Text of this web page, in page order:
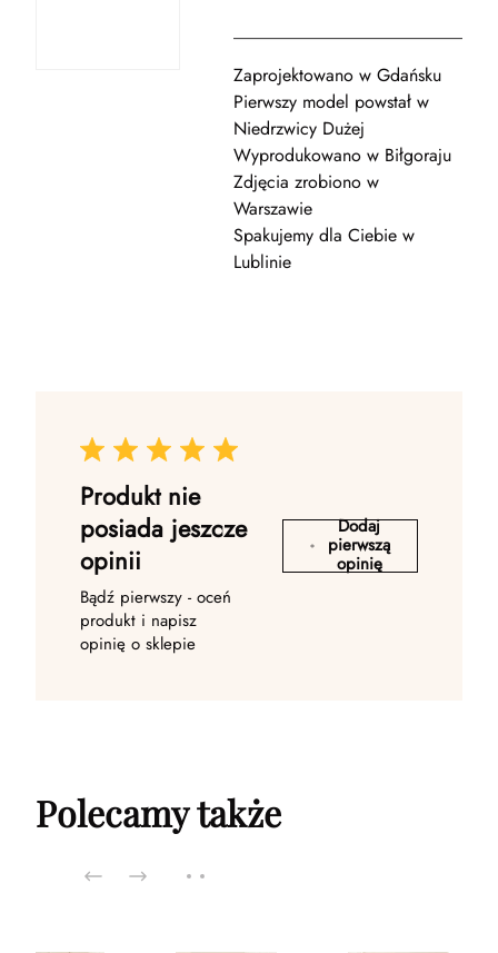
Zaprojektowano w Gdańsku
Pierwszy model powstał w
Niedrzwicy Dużej
Wyprodukowano w Biłgoraju
Zdjęcia zrobiono w
Warszawie
Spakujemy dla Ciebie w
Lublinie
Produkt nie
posiada jeszcze
opinii
Bądź pierwszy - oceń
produkt i napisz
opinię o sklepie
Dodaj
pierwszą
opinię
Polecamy także